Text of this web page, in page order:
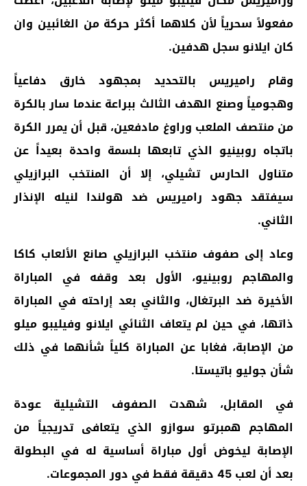
مفعولاً سحرياً لأن كلاهما أكثر حركة من الغائبين وان
كان ايلانو سجل هدفين.
وقام راميريس بالتحديد بمجهود خارق دفاعياً
وهجومياً وصنع الهدف الثالث ببراعة عندما سار بالكرة
من منتصف الملعب وراوغ مادفعين، قبل أن يمرر الكرة
باتجاه روبينيو الذي تابعها بلسمة واحدة بعيداً عن
متناول الحارس تشيلي، إلا أن المنتخب البرازيلي
سيفتقد جهود راميريس ضد هولندا لنيله الإنذار
الثاني.
وعاد إلى صفوف منتخب البرازيلي صانع الألعاب كاكا
والمهاجم روبينيو، الأول بعد وقفه في المباراة
الأخيرة ضد البرتغال، والثاني بعد إراحته في المباراة
ذاتها، في حين لم يتعاف الثنائي ايلانو وفيليبو ميلو
من الإصابة، فغابا عن المباراة كلياً شأنهما في ذلك
شأن جوليو باتيستا.
في المقابل، شهدت الصفوف التشيلية عودة
المهاجم همبرتو سوازو الذي يتعافى تدريجياً من
الإصابة ليخوض أول مباراة أساسية له في البطولة
بعد أن لعب 45 دقيقة فقط في دور المجموعات.